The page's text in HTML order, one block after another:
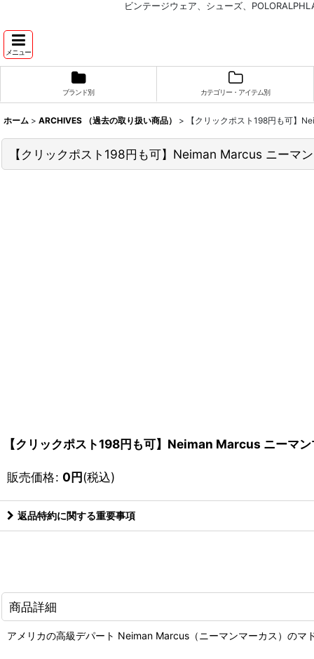
ビンテージウェア、シューズ、
メニュー
ブランド別 カテゴリー・アイテム別
ホーム > ARCHIVES （過去の取り扱い商品） > 【クリックポスト198円も可】
【クリックポスト198円も可】Neiman Marcus ニーマ
【クリックポスト198円も可】Neiman Marcus ニーマ
販売価格: 0円(税込)
返品特約に関する重要事項
商品詳細
アメリカの高級デパート Neiman Marcus（ニーマンマーカス）のマ